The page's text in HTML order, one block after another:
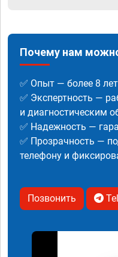
Почему нам
✅ Опыт — более 8
✅ Экспертность —
и диагностическим
✅ Надежность —
✅ Прозрачность —
телефону и
Позвонить